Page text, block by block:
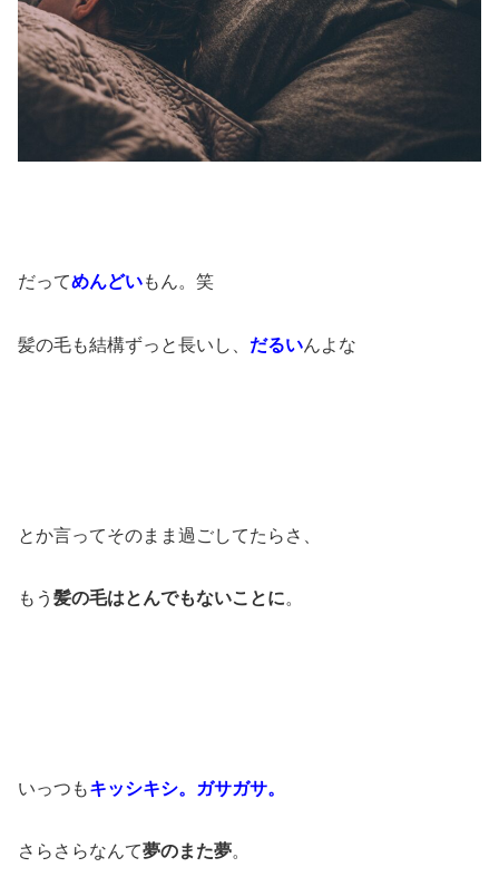
だってめんどいもん。笑
髪の毛も結構ずっと長いし、 だるいんよな
とか言ってそのまま過ごしてたらさ、
もう 髪の毛はとんでもないことに。
いっつもキッシキシ。ガサガサ。
さらさらなんて夢のまた夢。